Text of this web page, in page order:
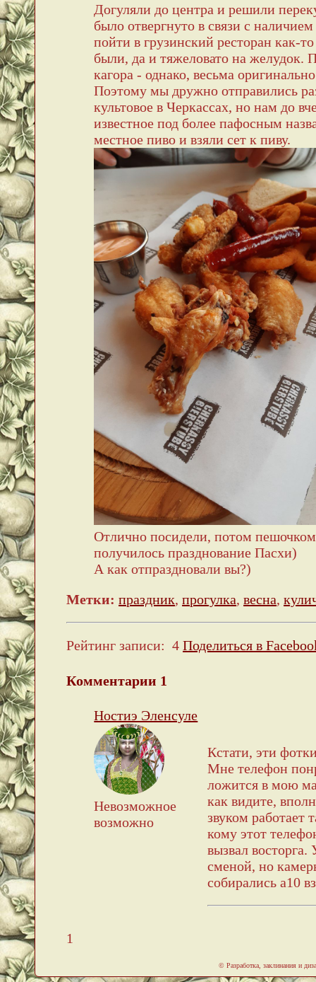
Догуляли до центра и решили
было отвергнуто в связи с
пойти в грузинский ресторан как-
были, да и тяжеловато на желудок.
кагора - однако, весьма
Поэтому мы дружно отправились
культовое в Черкассах, но нам до
известное под более пафосным
местное пиво и взяли сет к пиву.
Отлично посидели, потом
получилось празднование Пасхи)
А как отпраздновали вы?)
Метки: праздник,прогулка,весна,
Рейтинг записи: 4 Поделиться в
Комментарии 1
Ностиэ Эленсуле
Невозможное
возможно
Кстати, эти
Мне телефон
ложится в мою
как видите,
звуком работает
кому этот
вызвал
сменой, но
собирались а10
1
© Разработка, заклинания и